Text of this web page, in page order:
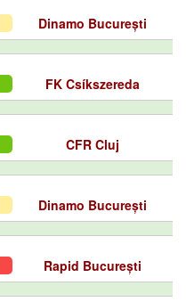
Dinamo București
FK Csíkszereda
CFR Cluj
Dinamo București
Rapid București